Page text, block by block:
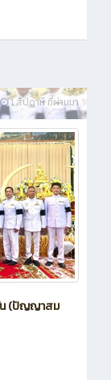
1 สัปดาห์ ที่ผ่านมา
น (ปัญญาสม